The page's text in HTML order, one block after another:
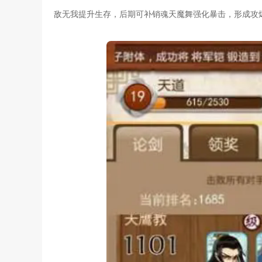
敌无我提升生存，后期可补销魂天魔舞强化暴击，形成攻